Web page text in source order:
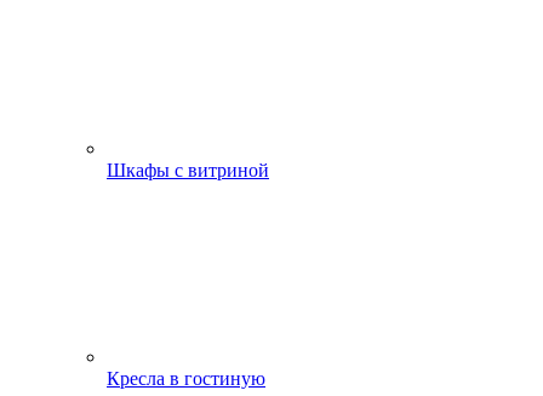
Шкафы с витриной
Кресла в гостиную